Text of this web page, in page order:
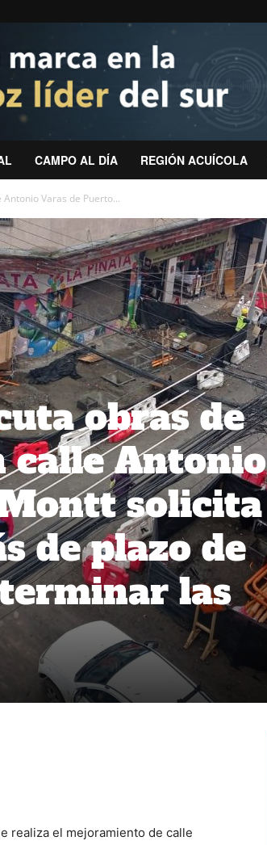
CAMPO AL DÍA REGIÓN ACUÍCOLA
Varas de Puerto...
obras de
calle Antonio
solicita
de plazo de
las
realiza el mejoramiento de calle